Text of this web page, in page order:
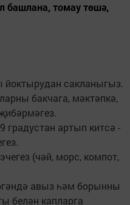
башлана, томау төшә,
сакланыгыз.
бакчага, мәктәпкә,
градустан артып китсә -
(чәй, морс, компот,
авыз һәм борынны
белән капларга